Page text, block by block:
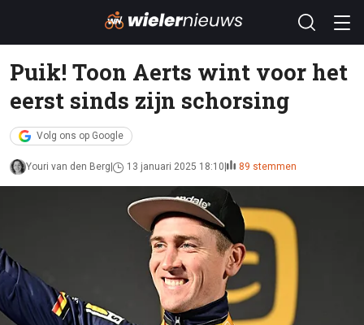
Puik! Toon Aerts wint voor het
eerst sinds zijn schorsing
Volg ons op Google
Youri van den Berg 13 januari 2025 18:10 89 stemmen